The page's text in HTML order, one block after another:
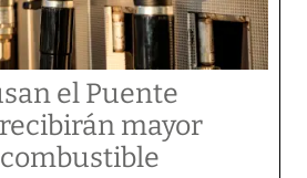
el Puente
mayor